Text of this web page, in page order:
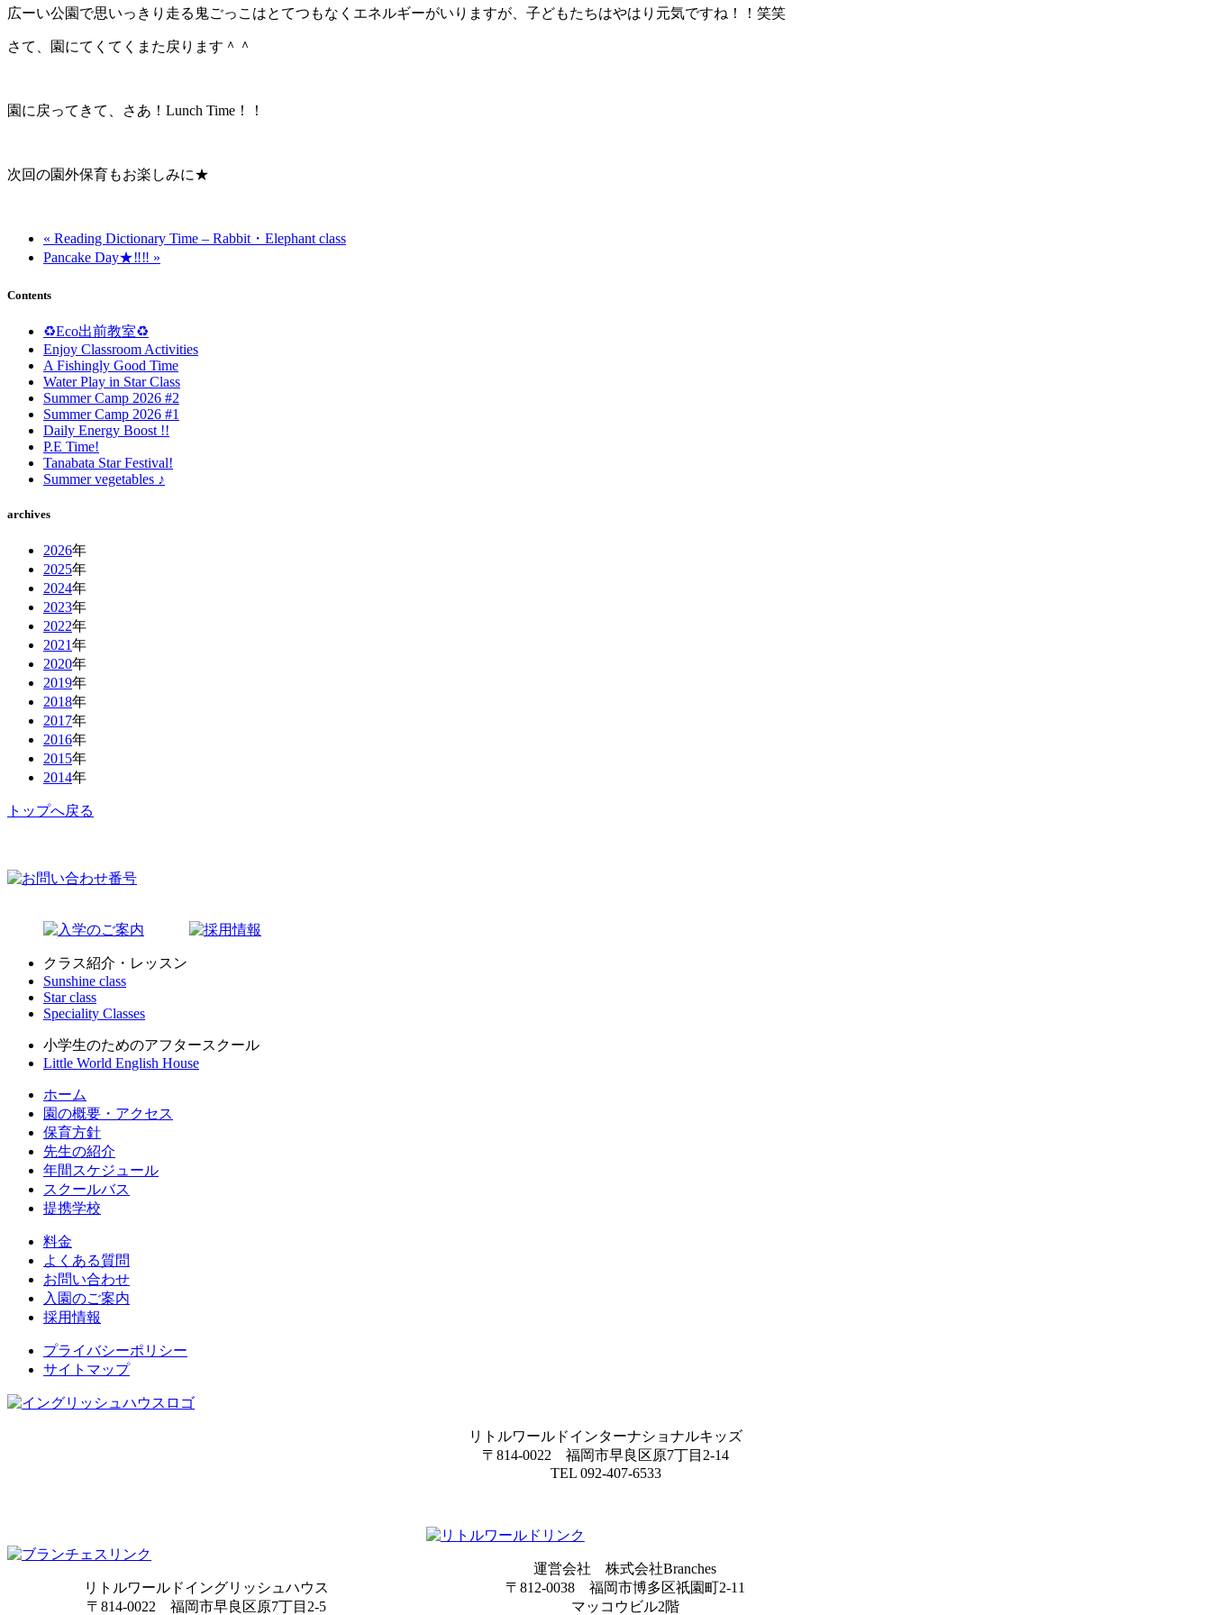
広ーい公園で思いっきり走る鬼ごっこはとてつもなくエネルギーがいりますが、子どもたちはやはり元気ですね！！笑笑
さて、園にてくてくまた戻ります＾＾
園に戻ってきて、さあ！Lunch Time！！
次回の園外保育もお楽しみに★
« Reading Dictionary Time – Rabbit・Elephant class
Pancake Day★‼‼ »
Contents
♻️Eco出前教室♻️
Enjoy Classroom Activities
A Fishingly Good Time
Water Play in Star Class
Summer Camp 2026 #2
Summer Camp 2026 #1
Daily Energy Boost !!
P.E Time!
Tanabata Star Festival!
Summer vegetables ♪
archives
2026年
2025年
2024年
2023年
2022年
2021年
2020年
2019年
2018年
2017年
2016年
2015年
2014年
トップへ戻る
クラス紹介・レッスン
Sunshine class
Star class
Speciality Classes
小学生のためのアフタースクール
Little World English House
ホーム
園の概要・アクセス
保育方針
先生の紹介
年間スケジュール
スクールバス
提携学校
料金
よくある質問
お問い合わせ
入園のご案内
採用情報
プライバシーポリシー
サイトマップ
リトルワールドインターナショナルキッズ
〒814-0022 福岡市早良区原7丁目2-14
TEL 092-407-6533
リトルワールドイングリッシュハウス
〒814-0022 福岡市早良区原7丁目2-5
運営会社 株式会社Branches
〒812-0038 福岡市博多区祇園町2-11
マッコウビル2階